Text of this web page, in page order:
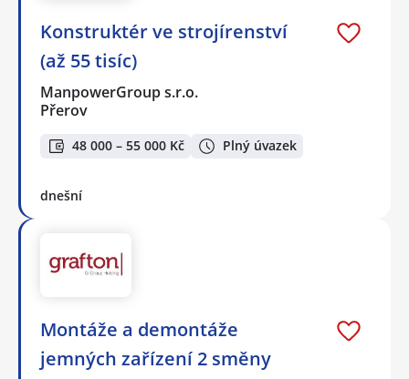
Konstruktér ve strojírenství
(až 55 tisíc)
ManpowerGroup s.r.o.
Přerov
48 000 – 55 000 Kč Plný úvazek
dnešní
Montáže a demontáže
jemných zařízení 2 směny